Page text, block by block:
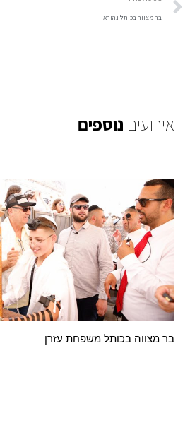
בר מצווה בכותל נהוראי
אירועים נוספים
בר מצווה בכותל ‎⁨משפחת עזרן